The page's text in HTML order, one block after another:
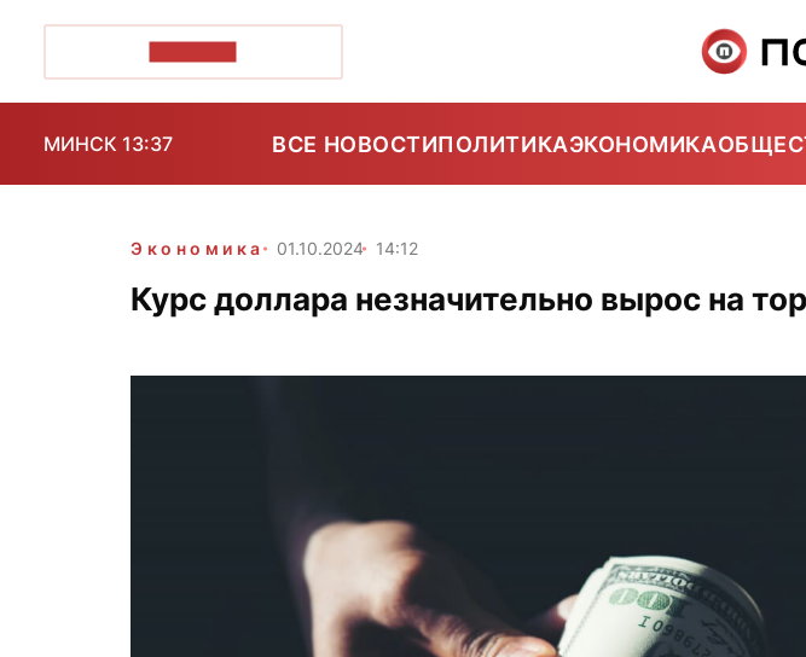
МИНСК 13:37 ВСЕ НОВОСТИПОЛИТИКАЭКОНОМИКА
Экономика 01.10.2024 14:12
Курс доллара незначительно вырос на